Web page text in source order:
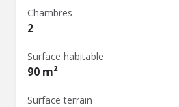
Chambres
2
Surface habitable
90 m²
Surface terrain